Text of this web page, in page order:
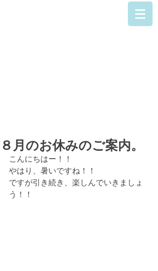
８月のお休みのご案内。
こんにちはー！！
やはり、暑いですね！！
ですが引き続き、楽しんでいきましょ
う！！